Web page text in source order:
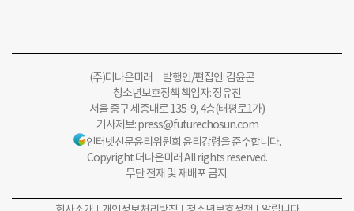
(주)더나은미래 발행인/편집인: 김윤곤
청소년보호정책 책임자: 정유진
서울 중구 세종대로 135-9, 4층(태평로1가)
기사제보:press@futurechosun.com
인터넷신문윤리위원회 윤리강령을 준수합니다.
Copyright 더나은미래 All rights reserved.
무단 전재 및 재배포 금지.